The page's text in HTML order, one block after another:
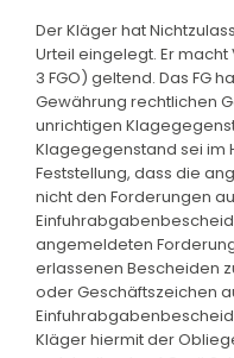
Der Kläger hat
Urteil eingelegt. Er macht
3 FGO) geltend. Das FG
Gewährung rechtlichen
unrichtigen
Klagegegenstand sei im
Feststellung, dass die
nicht den Forderungen
angemeldeten
erlassenen Bescheiden
oder Geschäftszeichen
Kläger hiermit der